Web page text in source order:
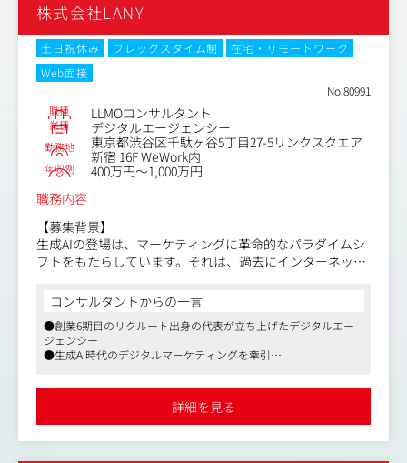
いき、最終的にはプロジェクト全体の戦略立案ができる状
態を目指していただきます。
③ドキュメンテーション業務
コンサルタントの指示のもと、各種資料の作成サポートを
行います。コンサルティングにおけるドキュメントは納品
物にもなるため、ドキュメンテーションを通して、論理的
思考力や戦略思考を身につけていただきます。
④プロジェクトマネジメント業務
管理など、プロジェクトが円滑に進むようサポートしま
す。
※ゆくゆくは、メインのコンサルタントとして、クライア
ントの事業課題解決に向けた全体戦略の立案・実行をお任
せします。
業務内容（変更の範囲）：会社の定める業務
株式会社LANY
土日祝休み フレックスタイム制
在宅・リモートワーク
Web面接
No.80991
職種 LLMOコンサルタント
業種 デジタルエージェンシー
勤務地
東京都渋谷区千駄ヶ谷5丁目27-5リンクスクエア
新宿 16F WeWork内
年収例
400万円～1,000万円
職務内容
【募集背景】
生成AIの登場は、マーケティングに革命的なパラダイムシ
フトをもたらしています。それは、過去にインターネット
ンパクトです。
人がAIと対話しながら意思決定を行う時代、消費者行動は
根底から変わります。そして、消費者行動が変われば、マ
ーケティングも変わらなければなりません。
私たちが探しているのは、この変革の最前線に立ち、新た
な時代を一緒に切り拓いてくださるパイオニアです。
コンサルタントからの一言
●創業6期目のリクルート出身の代表が立ち上げたデジタルエー
ジェンシー
●生成AI時代のデジタルマーケティングを牽引
https://speakerdeck.com/lany/company-deck
▼カルチャーブック
詳細を見る